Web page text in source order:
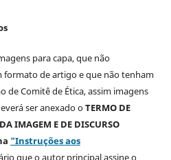
para capa, que não
formato de artigo e que não tenham
de Comitê de Ética, assim imagens
ser anexado oTERMO DE
IMAGEM E DE DISCURSO
"Instruções aos
que o autor principal assine o